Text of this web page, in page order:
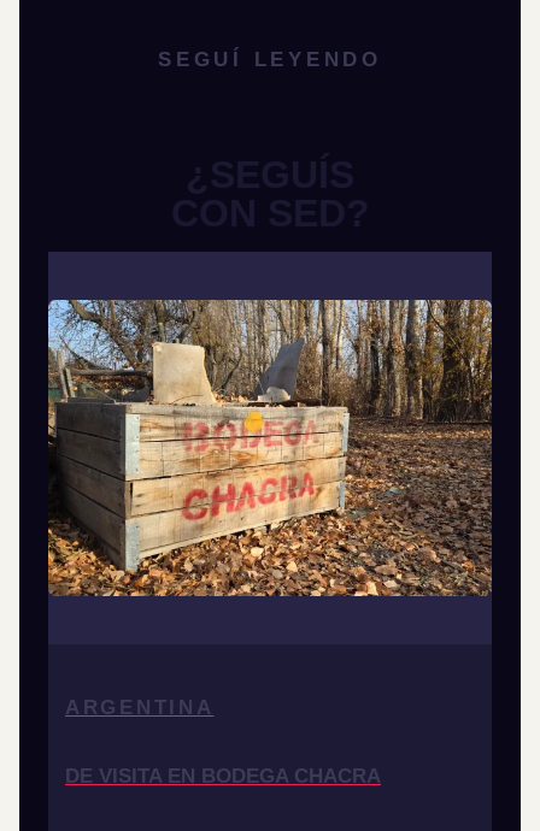
SEGUÍ LEYENDO
¿SEGUÍS
CON SED?
ARGENTINA
DE VISITA EN BODEGA CHACRA